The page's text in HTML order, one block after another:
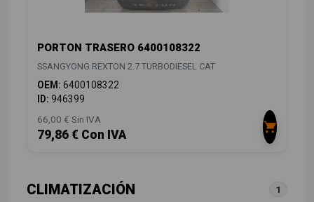
PORTON TRASERO 6400108322
SSANGYONG REXTON 2.7 TURBODIESEL CAT
OEM: 6400108322
ID: 946399
66,00 € Sin IVA
79,86 € Con IVA
CLIMATIZACIÓN 1